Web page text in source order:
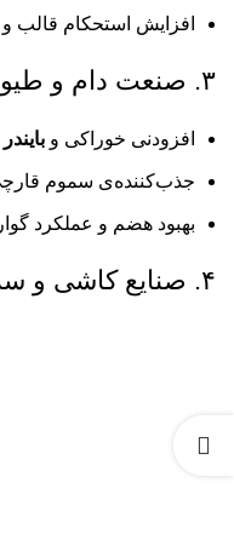
افزایش استحکام
۳. صنعت دام و طیور
افزودنی خوراکی و
جذب‌کننده‌ی سموم
بهبود هضم و عملکرد
۴. صنایع کاشی و سرامیک